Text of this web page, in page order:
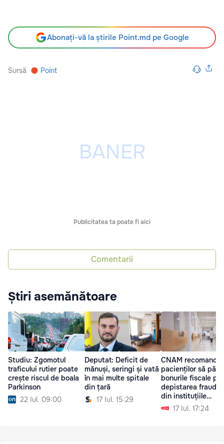
Abonați-vă la știrile Point.md pe Google
Sursă Point
Publicitatea ta poate fi aici
Comentarii
Știri asemănătoare
Studiu: Zgomotul
traficului rutier poate
crește riscul de boala
Parkinson
22 Iul. 09:00
Deputat: Deficit de
mănuși, seringi și vată
în mai multe spitale
din țară
17 Iul. 15:29
CNAM recomandă
pacienților să
bonurile fiscale
depistarea
din instituțiile
medicale
17 Iul. 17:24